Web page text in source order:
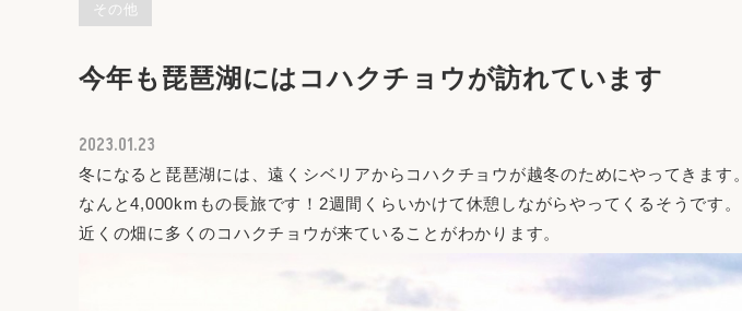
その他
今年も琵琶湖にはコハクチョウが訪れています
2023.01.23
冬になると琵琶湖には、遠くシベリアからコハクチョウが越冬のためにやってきます。
なんと4,000kmもの長旅です！2週間くらいかけて休憩しながらやってくるそうです。
近くの畑に多くのコハクチョウが来ていることがわかります。